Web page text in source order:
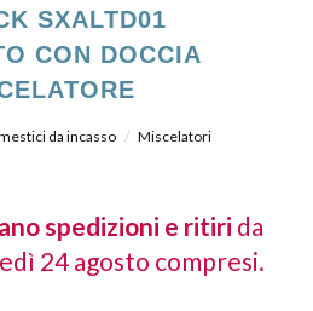
SXALTD01
CON DOCCIA
da incasso Miscelatori
spedizioni e ritiri da
24 agosto compresi.